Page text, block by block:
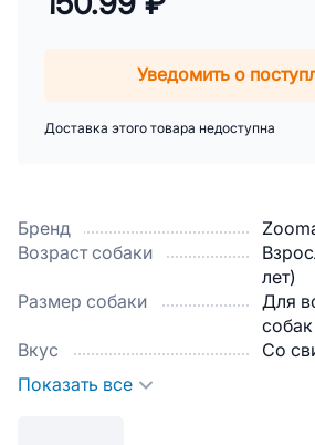
Бренд
Возраст собаки
лет)
Размер собаки
Для
собак
Вкус
Со
Показать все
Уведомить о
Доставка этого товара недоступна